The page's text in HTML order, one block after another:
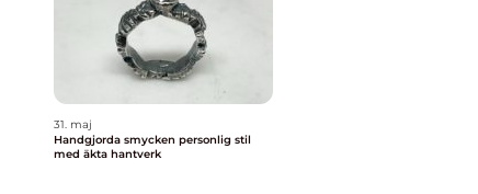
31. maj
Handgjorda smycken personlig stil
med äkta hantverk